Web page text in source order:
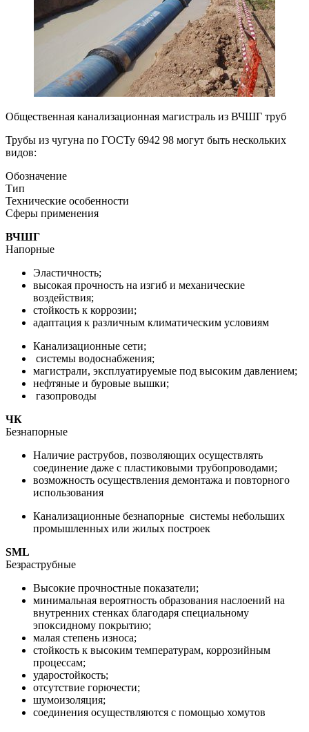
Общественная канализационная магистраль из ВЧШГ труб
Трубы из чугуна по ГОСТу 6942 98 могут быть нескольких
видов:
Обозначение
Тип
Технические особенности
Сферы применения
ВЧШГ
Напорные
Эластичность;
высокая прочность на изгиб и механические
воздействия;
стойкость к коррозии;
адаптация к различным климатическим условиям
Канализационные сети;
системы водоснабжения;
магистрали, эксплуатируемые под высоким давлением;
нефтяные и буровые вышки;
газопроводы
ЧК
Безнапорные
Наличие раструбов, позволяющих осуществлять
соединение даже с пластиковыми трубопроводами;
возможность осуществления демонтажа и повторного
использования
Канализационные безнапорные системы небольших
промышленных или жилых построек
SML
Безраструбные
Высокие прочностные показатели;
минимальная вероятность образования наслоений на
внутренних стенках благодаря специальному
эпоксидному покрытию;
малая степень износа;
стойкость к высоким температурам, коррозийным
процессам;
ударостойкость;
отсутствие горючести;
шумоизоляция;
соединения осуществляются с помощью хомутов